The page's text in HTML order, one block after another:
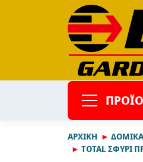
ΑΡΧΙΚΉ
TOTAL ΣΦΥΡΙ